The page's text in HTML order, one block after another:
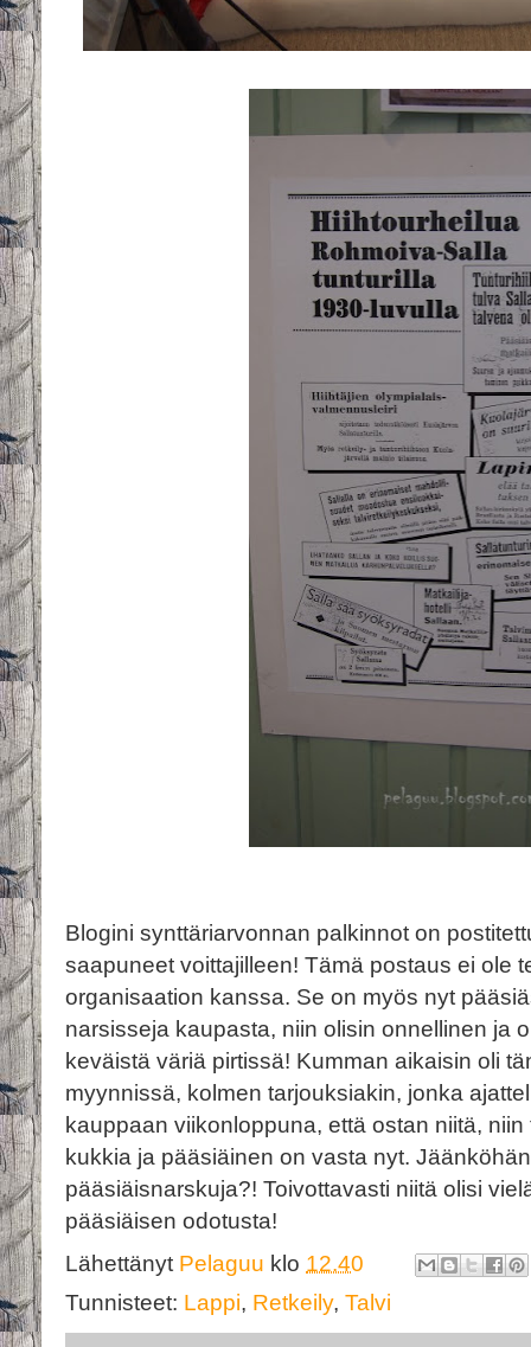
Blogini synttäriarvonnan palkinnot on
saapuneet voittajilleen! Tämä postaus ei ole
organisaation kanssa. Se on myös nyt
narsisseja kaupasta, niin olisin onnellinen ja
keväistä väriä pirtissä! Kumman aikaisin oli
myynnissä, kolmen tarjouksiakin, jonka
kauppaan viikonloppuna, että ostan niitä,
kukkia ja pääsiäinen on vasta nyt.
pääsiäisnarskuja?! Toivottavasti niitä olisi
pääsiäisen odotusta!
Lähettänyt Pelaguu klo 12.40
Tunnisteet: Lappi, Retkeily, Talvi